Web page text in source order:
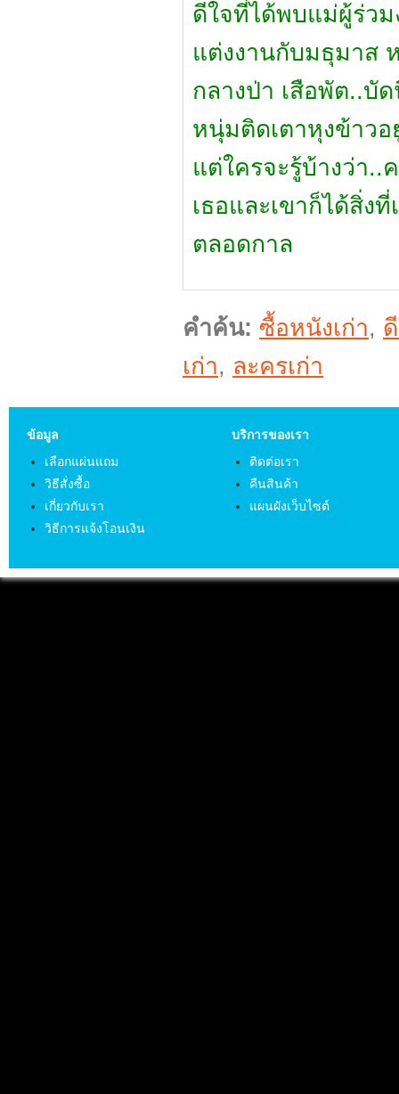
ดีใจที่ได้พบแม่ผู้ร่ว
แต่งงานกับมธุมาส
กลางป่า เสือพัต..บั
หนุ่มติดเตาหุงข้าว
แต่ใครจะรู้บ้างว่า..
เธอและเขาก็ได้สิ่ง
ตลอดกาล
คำค้น: ซื้อหนังเก่า,
เก่า, ละครเก่า
ข้อมูล
เลือกแผ่นแถม
วิธีสั่งซื้อ
เกี่ยวกับเรา
วิธีการแจ้งโอนเงิน
บริการของเรา
ติดต่อเรา
คืนสินค้า
แผนผังเว็บไซต์